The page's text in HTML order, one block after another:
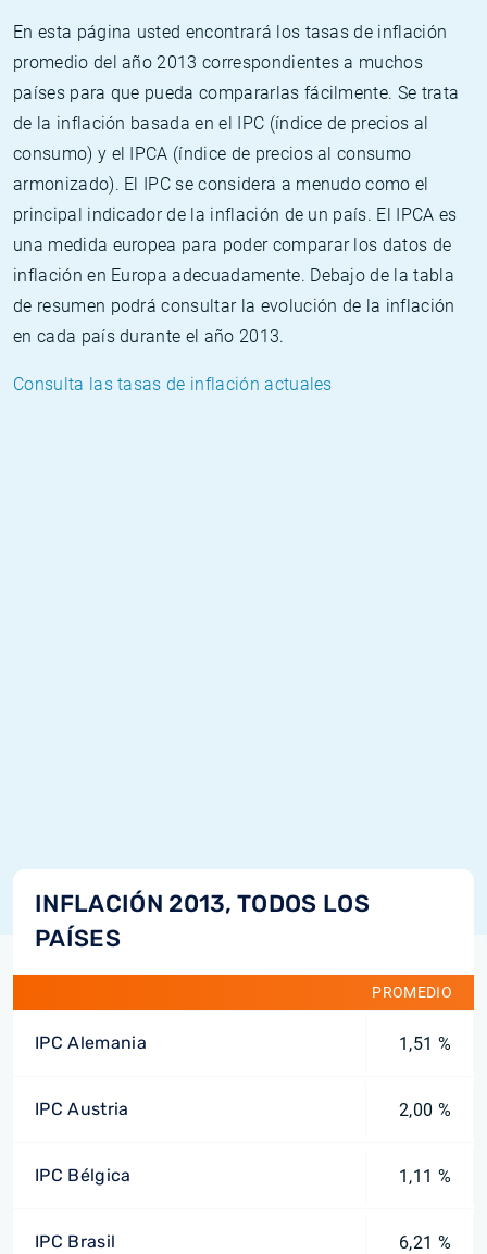
En esta página usted encontrará los tasas de inflación
promedio del año 2013 correspondientes a muchos
países para que pueda compararlas fácilmente. Se trata
de la inflación basada en el IPC (índice de precios al
consumo) y el IPCA (índice de precios al consumo
armonizado). El IPC se considera a menudo como el
principal indicador de la inflación de un país. El IPCA es
una medida europea para poder comparar los datos de
inflación en Europa adecuadamente. Debajo de la tabla
de resumen podrá consultar la evolución de la inflación
en cada país durante el año 2013.
Consulta las tasas de inflación actuales
INFLACIÓN 2013, TODOS LOS
PAÍSES
PROMEDIO
IPC Alemania 1,51 %
IPC Austria 2,00 %
IPC Bélgica 1,11 %
IPC Brasil 6,21 %